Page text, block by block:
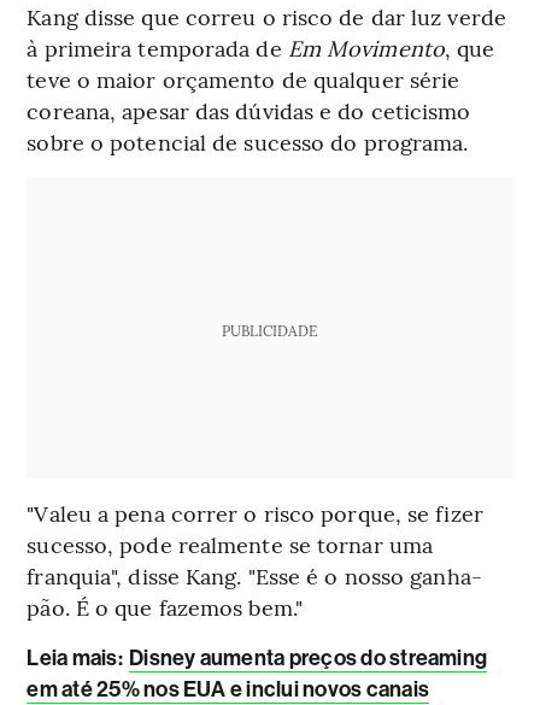
Kang disse que correu o risco de dar luz verde
à primeira temporada de Em Movimento, que
teve o maior orçamento de qualquer série
coreana, apesar das dúvidas e do ceticismo
sobre o potencial de sucesso do programa.
PUBLICIDADE
"Valeu a pena correr o risco porque, se fizer
sucesso, pode realmente se tornar uma
franquia", disse Kang. "Esse é o nosso ganha-
pão. É o que fazemos bem."
Leia mais: Disney aumenta preços do streaming
em até 25% nos EUA e inclui novos canais